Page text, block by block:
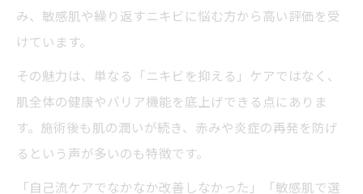
み、敏感肌や繰り返すニキビに悩む方から高い評価を受
けています。
その魅力は、単なる「ニキビを抑える」ケアではなく、
肌全体の健康やバリア機能を底上げできる点にありま
す。施術後も肌の潤いが続き、赤みや炎症の再発を防げ
るという声が多いのも特徴です。
「自己流ケアでなかなか改善しなかった」「敏感肌で選